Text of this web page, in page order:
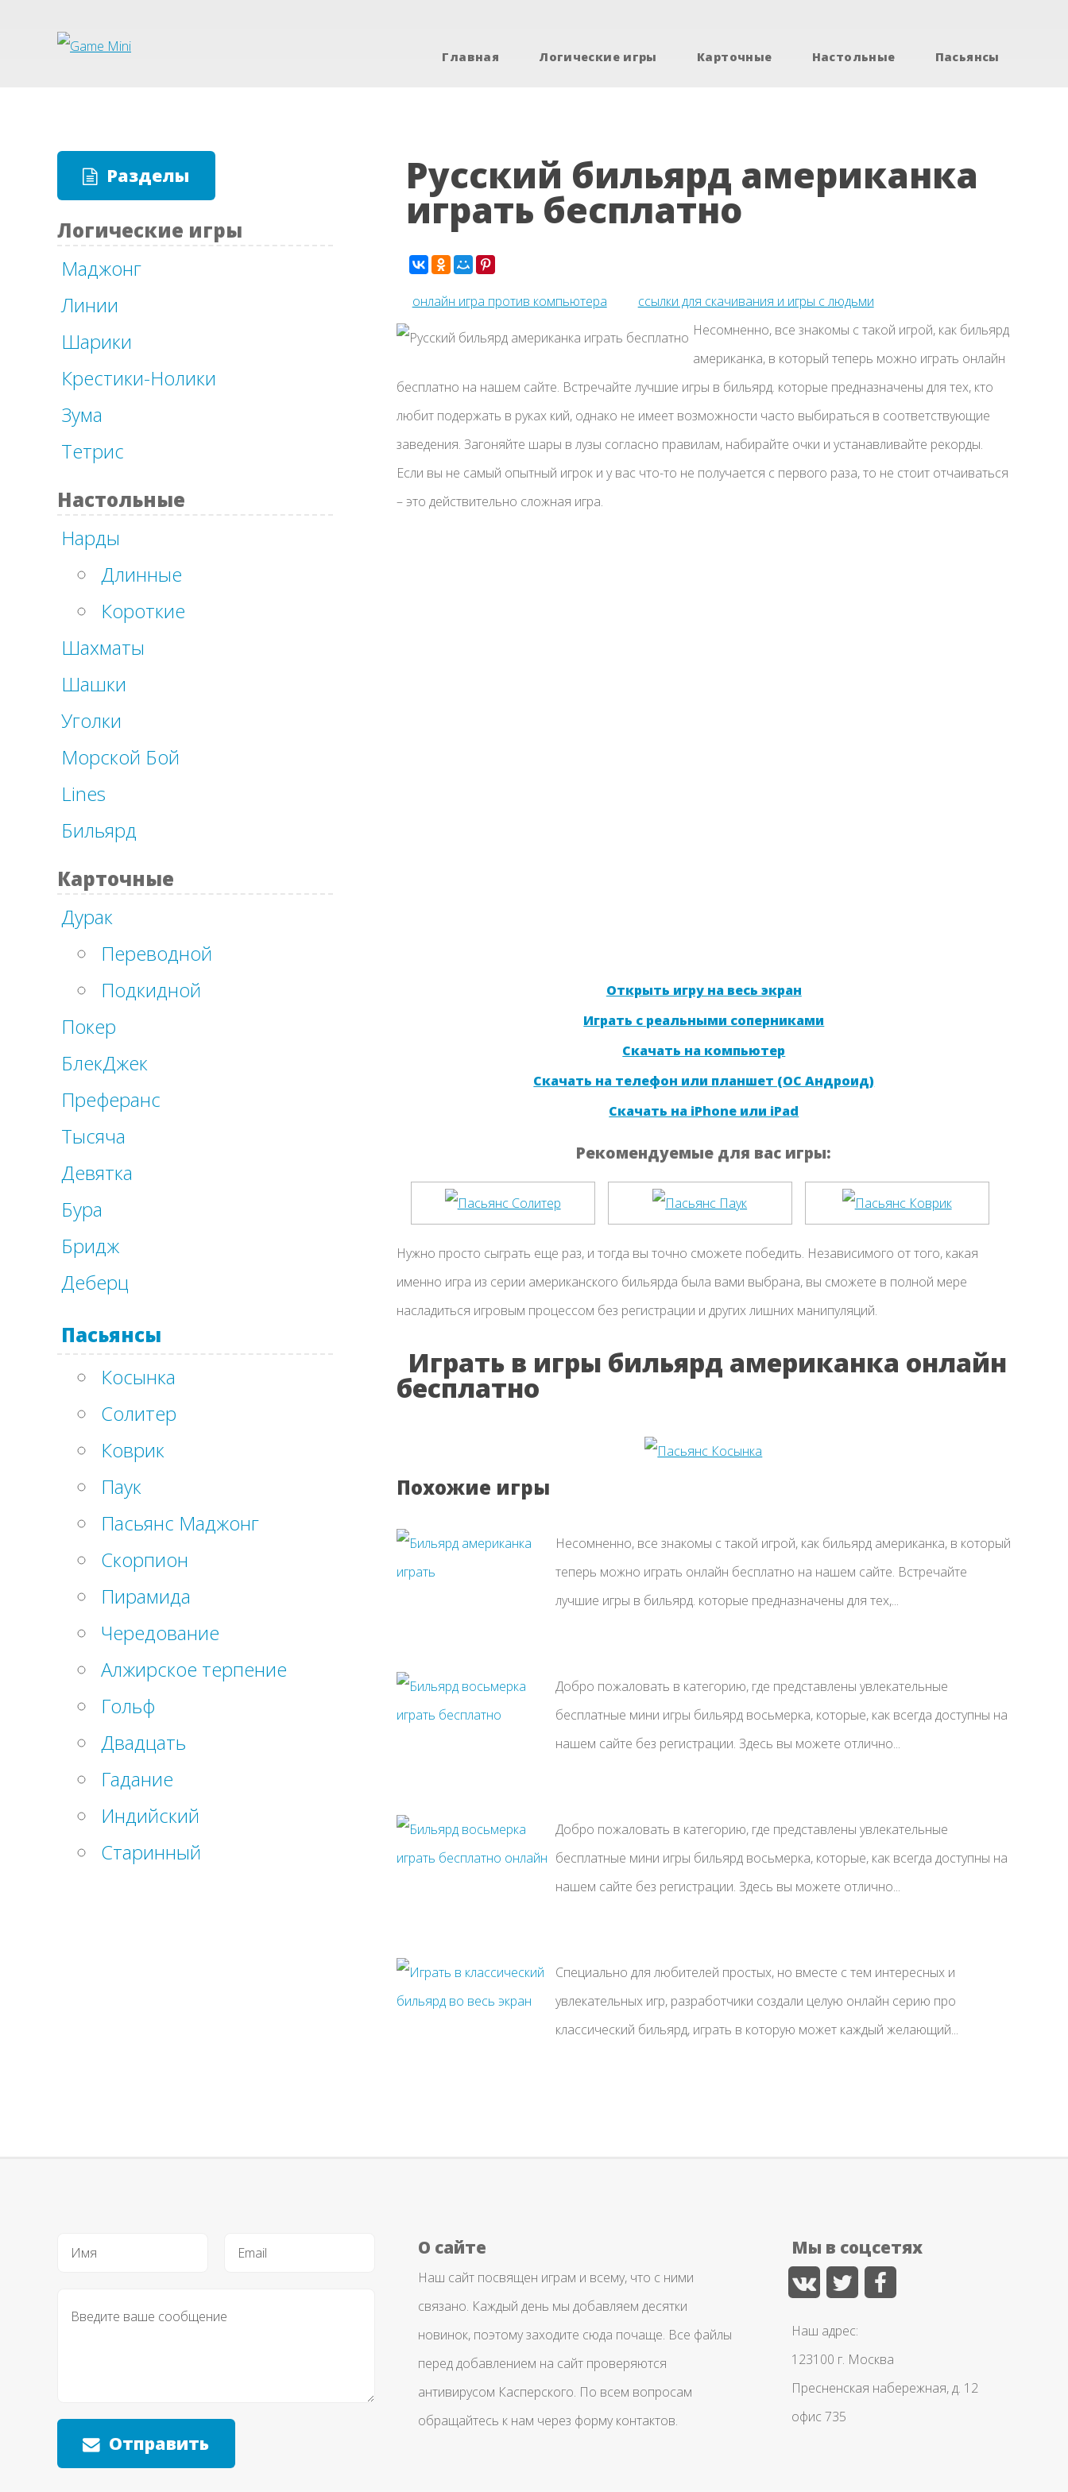
Главная Логические игры Карточные Настольные Пасьянсы
Разделы
Логические игры
Маджонг
Линии
Шарики
Крестики-Нолики
Зума
Тетрис
Настольные
Нарды
Длинные
Короткие
Шахматы
Шашки
Уголки
Морской Бой
Lines
Бильярд
Карточные
Дурак
Переводной
Подкидной
Покер
БлекДжек
Преферанс
Тысяча
Девятка
Бура
Бридж
Деберц
Пасьянсы
Косынка
Солитер
Коврик
Паук
Пасьянс Маджонг
Скорпион
Пирамида
Чередование
Алжирское терпение
Гольф
Двадцать
Гадание
Индийский
Старинный
Русский бильярд американка
играть бесплатно
онлайн игра против компьютера
ссылки для скачивания и игры с людьми
Несомненно, все знакомы с такой игрой, как бильярд
американка, в который теперь можно играть онлайн
бесплатно на нашем сайте. Встречайте лучшие игры в бильярд. которые предназначены для тех, кто
любит подержать в руках кий, однако не имеет возможности часто выбираться в соответствующие
заведения. Загоняйте шары в лузы согласно правилам, набирайте очки и устанавливайте рекорды.
Если вы не самый опытный игрок и у вас что-то не получается с первого раза, то не стоит отчаиваться
– это действительно сложная игра.
Открыть игру на весь экран
Играть с реальными соперниками
Скачать на компьютер
Скачать на телефон или планшет (ОС Андроид)
Скачать на iPhone или iPad
Рекомендуемые для вас игры:
Нужно просто сыграть еще раз, и тогда вы точно сможете победить. Независимого от того, какая
именно игра из серии американского бильярда была вами выбрана, вы сможете в полной мере
насладиться игровым процессом без регистрации и других лишних манипуляций.
Играть в игры бильярд американка онлайн
бесплатно
Похожие игры
Несомненно, все знакомы с такой игрой, как бильярд американка, в который
теперь можно играть онлайн бесплатно на нашем сайте. Встречайте
лучшие игры в бильярд. которые предназначены для тех,...
Добро пожаловать в категорию, где представлены увлекательные
бесплатные мини игры бильярд восьмерка, которые, как всегда доступны на
нашем сайте без регистрации. Здесь вы можете отлично...
Добро пожаловать в категорию, где представлены увлекательные
бесплатные мини игры бильярд восьмерка, которые, как всегда доступны на
нашем сайте без регистрации. Здесь вы можете отлично...
Специально для любителей простых, но вместе с тем интересных и
увлекательных игр, разработчики создали целую онлайн серию про
классический бильярд, играть в которую может каждый желающий...
Отправить
О сайте
Наш сайт посвящен играм и всему, что с ними
связано. Каждый день мы добавляем десятки
новинок, поэтому заходите сюда почаще. Все файлы
перед добавлением на сайт проверяются
антивирусом Касперского. По всем вопросам
обращайтесь к нам через форму контактов.
Мы в соцсетях
Наш адрес:
123100 г. Москва
Пресненская набережная, д. 12
офис 735